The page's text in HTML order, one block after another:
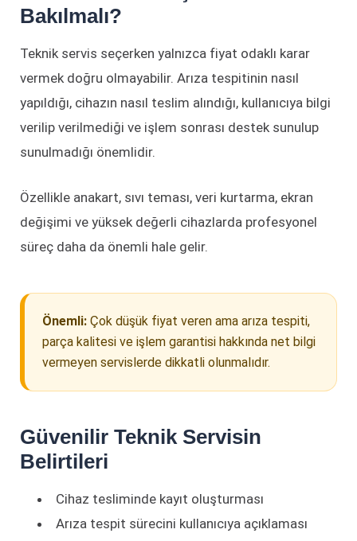
Bakılmalı?
Teknik servis seçerken yalnızca fiyat odaklı karar
vermek doğru olmayabilir. Arıza tespitinin nasıl
yapıldığı, cihazın nasıl teslim alındığı, kullanıcıya bilgi
verilip verilmediği ve işlem sonrası destek sunulup
sunulmadığı önemlidir.
Özellikle anakart, sıvı teması, veri kurtarma, ekran
değişimi ve yüksek değerli cihazlarda profesyonel
süreç daha da önemli hale gelir.
Önemli: Çok düşük fiyat veren ama arıza tespiti,
parça kalitesi ve işlem garantisi hakkında net bilgi
vermeyen servislerde dikkatli olunmalıdır.
Güvenilir Teknik Servisin
Belirtileri
Cihaz tesliminde kayıt oluşturması
Arıza tespit sürecini kullanıcıya açıklaması